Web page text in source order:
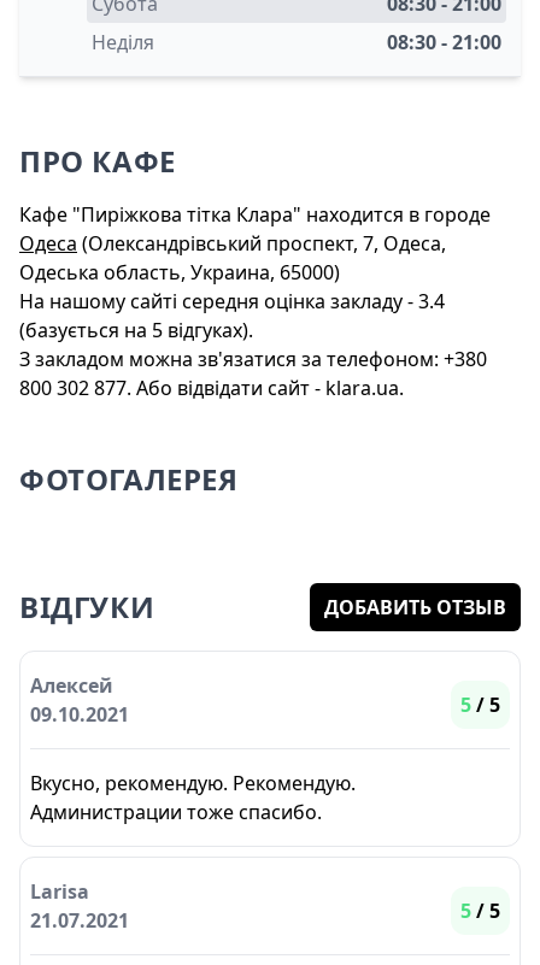
Неділя
08:30 - 21:00
ПРО КАФЕ
Кафе "Пиріжкова тітка Клара" находится в городе
Одеса (Олександрівський проспект, 7, Одеса,
Одеська область, Украина, 65000)
На нашому сайті середня оцінка закладу - 3.4
(базується на 5 відгуках).
З закладом можна зв'язатися за телефоном: +380
800 302 877. Або відвідати сайт - klara.ua.
ФОТОГАЛЕРЕЯ
ВІДГУКИ ДОБАВИТЬ ОТЗЫВ
Алексей
09.10.2021
5/ 5
Вкусно, рекомендую. Рекомендую.
Администрации тоже спасибо.
Larisa
21.07.2021
5/ 5